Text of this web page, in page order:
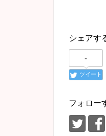
シェアす
-
ツイート
フォロー